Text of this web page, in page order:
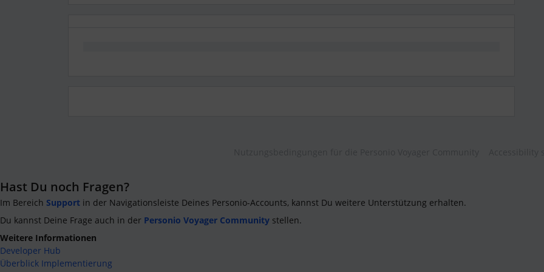
Hast Du noch Fragen?
Im Bereich Support in der Navigationsleiste Deines Personio-Accounts, kannst Du weitere Unterstützung erhalten.
Du kannst Deine Frage auch in der Personio Voyager Community stellen.
Weitere Informationen
Developer Hub
Überblick Implementierung